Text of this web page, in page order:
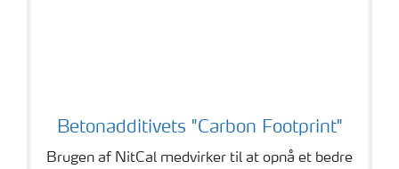
Betonadditivets "Carbon Footprint"
Brugen af NitCal medvirker til at opnå et bedre